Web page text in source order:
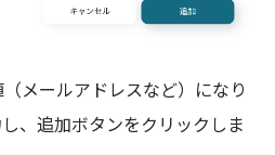
メールアドレスなど）になり
、追加ボタンをクリックしま